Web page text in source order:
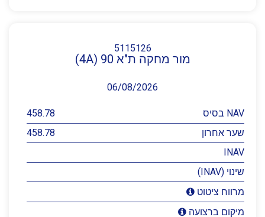
5115126
מור מחקה ת"א 90 (4A)
06/08/2026
NAV בסיס
458.78
שער אחרון
458.78
INAV
שינוי (INAV)
מרווח ציטוט
מיקום ברצועה